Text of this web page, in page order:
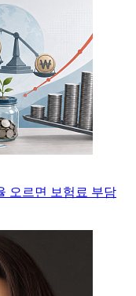
오르면 보험료 부담